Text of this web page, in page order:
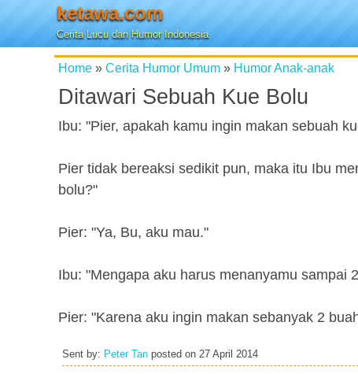
ketawa.com
Cerita Lucu dan Humor Indonesia
Home » Cerita Humor Umum » Humor Anak-anak
Ditawari Sebuah Kue Bolu
Ibu: "Pier, apakah kamu ingin makan sebuah
Pier tidak bereaksi sedikit pun, maka itu Ibu
bolu?"
Pier: "Ya, Bu, aku mau."
Ibu: "Mengapa aku harus menanyamu sampai
Pier: "Karena aku ingin makan sebanyak 2
Sent by: Peter Tan posted on 27 April 2014